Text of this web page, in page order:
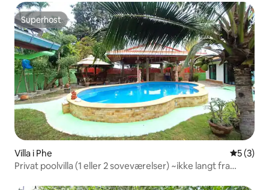
Superhost
Superhost
Villa i Phe 5 ud af 5
5 (3)
Privat poolvilla (1 eller 2 soveværelser) ~ikke langt fra